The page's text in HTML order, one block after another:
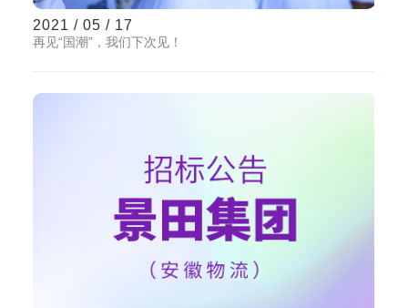
2021 / 05 / 17
再见“国潮”，我们下次见！